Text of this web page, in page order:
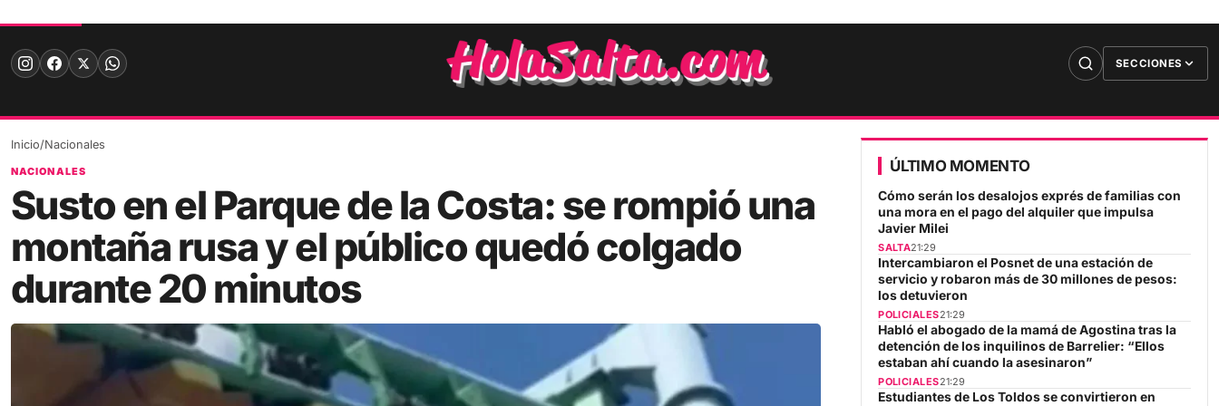
to
content
Susto en el Parque de la Costa: se rompió una
montaña rusa y el público quedó colgado
durante 20 minutos
ÚLTIMO MOMENTO
una mora en el pago del alquiler que impulsa
Javier Milei
SALTA21:29
Intercambiaron el Posnet de una estación de
servicio y robaron más de 30 millones de pesos:
los detuvieron
POLICIALES21:29
Habló el abogado de la mamá de Agostina tras la
detención de los inquilinos de Barrelier: “Ellos
estaban ahí cuando la asesinaron”
POLICIALES21:29
Estudiantes de Los Toldos se convirtieron en
nuevos Promotores Viales